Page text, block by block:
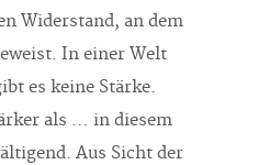
Widerstand, an dem
In einer Welt
es keine Stärke.
als … in diesem
Aus Sicht der